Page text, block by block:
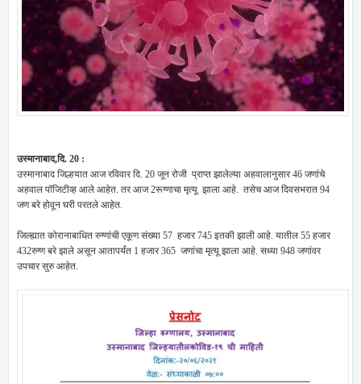
उस्मानाबाद,दि. 20 :
उस्मानाबाद जिल्हयात आज रविवार दि. 20 जून रोजी प्राप्त झालेल्या अहवालानुसार 46 जणांचे
अहवाल पॉजिटीव्ह आले आहेत. तर आज 2रूग्णाचा मृत्यू झाला आहे. तसेच आज दिवसभरात 94
जण बरे होवून घरी परतले आहेत.
जिल्ह्यात कोरानाबाधित रुग्णांची एकूण संख्या 57 हजार 745 इतकी झाली आहे. यातील 55 हजार
432रुग्ण बरे झाले असून आतापर्यंत 1 हजार 365 जणांचा मृत्यू झाला आहे. सध्या 948 जणांवर
उपचार सुरु आहेत.